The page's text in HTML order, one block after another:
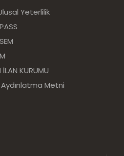
Yeterlilik
İLAN KURUMU
Aydınlatma Metni